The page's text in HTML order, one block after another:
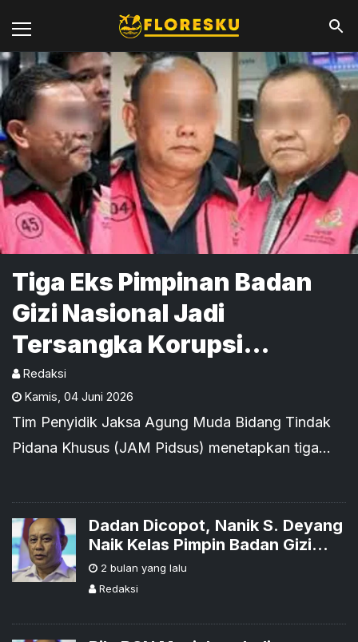
Tiga Eks Pimpinan Badan
Gizi Nasional Jadi
Tersangka Korupsi
Program MBG
Redaksi
Kamis 04 Juni 2026
Tim Penyidik Jaksa Agung Muda Bidang Tindak
Pidana Khusus (JAM Pidsus) menetapkan tiga
sebagai tersangka...
Dadan Dicopot, Nanik S. Deyang
Naik Kelas Pimpin Badan Gizi
Nasional
2 bulan yang lalu
Redaksi